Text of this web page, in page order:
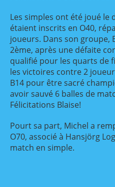
Les simples ont été joué le
étaient inscrits en O40,
joueurs. Dans son groupe,
2ème, après une défaite
qualifié pour les quarts de
les victoires contre 2
B14 pour être sacré
avoir sauvé 6 balles de
Félicitations Blaise!
Pourt sa part, Michel a
O70, associé à Hansjörg
match en simple.